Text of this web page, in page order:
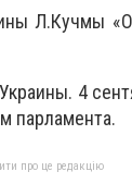
Л.Кучмы
4
парламента.
про це редакцію